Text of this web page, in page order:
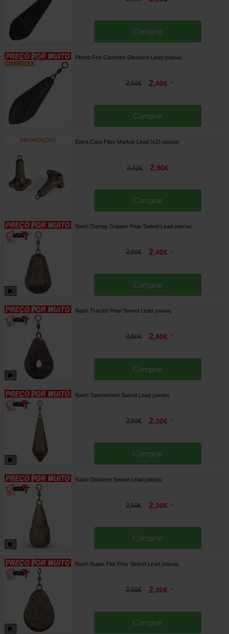
Comprar
Plomb Fox Camotex Distance Lead [208844A]
2,50€ 2,40€ *
Comprar
Extra Carp Filex Marker Lead (x2) [208996A]
3,40€ 2,90€
Comprar
Nash Dumpy Gripper Pear Swivel Lead [208073A]
2,60€ 2,40€ *
Comprar
Nash Tractor Pear Swivel Lead [208064A]
2,60€ 2,40€ *
Comprar
Nash Tournament Swivel Lead [208058A]
2,50€ 2,30€ *
Comprar
Nash Distance Swivel Lead [208052A]
2,50€ 2,30€ *
Comprar
Nash Super Flat Pear Swivel Lead [208044A]
2,50€ 2,30€ *
Comprar